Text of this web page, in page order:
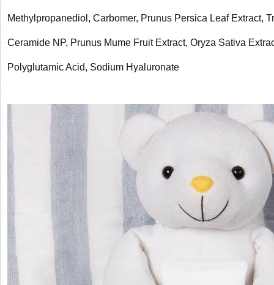
Methylpropanediol, Carbomer, Prunus Persica Leaf Extract,
Ceramide NP, Prunus Mume Fruit Extract, Oryza Sativa
Polyglutamic Acid, Sodium Hyaluronate